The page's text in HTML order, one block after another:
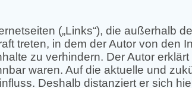
(„Links“), die außerhalb
treten, in dem der Autor von den
zu verhindern. Der Autor
waren. Auf die aktuelle und
Deshalb distanziert er sich